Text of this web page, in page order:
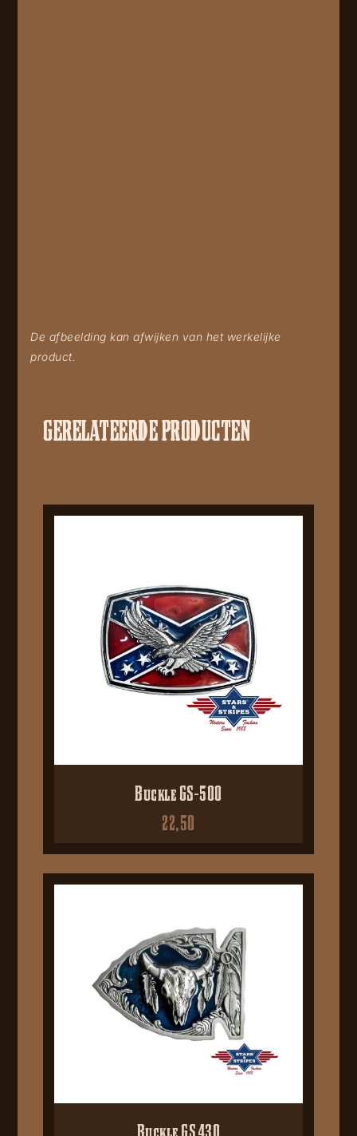
De afbeelding kan afwijken van het werkelijke
product.
GERELATEERDE PRODUCTEN
Buckle GS-500
22,50
Buckle GS 430